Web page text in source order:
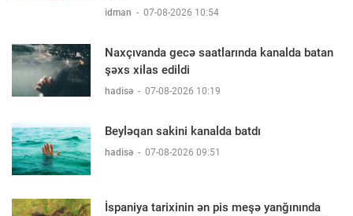
idman - 07-08-2026 10:54
Naxçıvanda gecə saatlarında kanalda batan
şəxs xilas edildi
hadisə - 07-08-2026 10:19
Beyləqan sakini kanalda batdı
hadisə - 07-08-2026 09:51
İspaniya tarixinin ən pis meşə yanğınında